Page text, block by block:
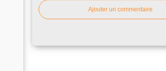
Ajouter un commentaire